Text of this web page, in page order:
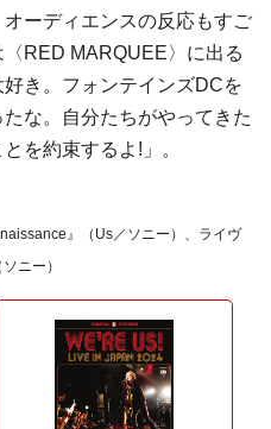
ーディエンスの反応もすご
RED MARQUEE〉に出る
き。フォンテインズDCを
な。自分たちがやってきた
を約束するよ!」。
』（Us／ソニー）、ライヴ
ニー）